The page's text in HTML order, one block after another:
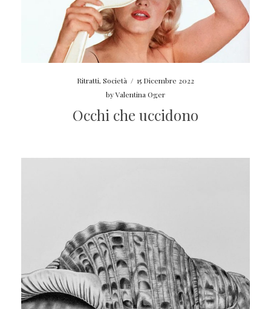
Ritratti, Società / 15 Dicembre 2022
byValentina Oger
Occhi che uccidono